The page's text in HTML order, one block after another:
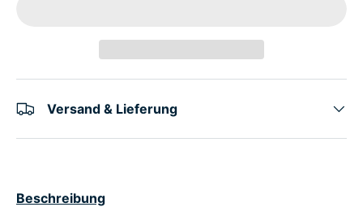
Versand & Lieferung
Beschreibung